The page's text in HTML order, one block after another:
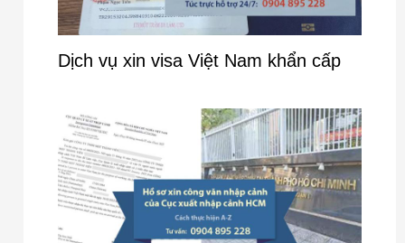
Dịch vụ xin visa Việt Nam khẩn cấp